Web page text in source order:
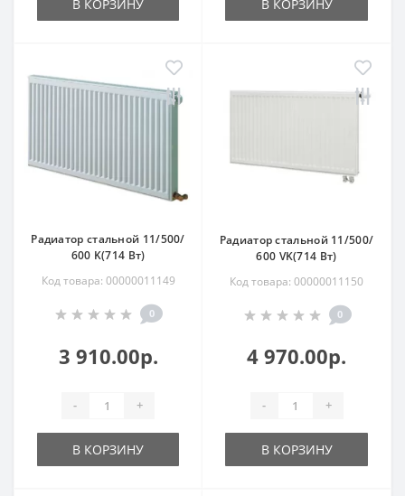
В КОРЗИНУ В КОРЗИНУ
Радиатор стальной 11/500/
600 K(714 Вт)
Код товара: 00000011149
0
3 910.00р.
- +
В КОРЗИНУ
Радиатор стальной 11/500/
600 VK(714 Вт)
Код товара: 00000011150
0
4 970.00р.
- +
В КОРЗИНУ